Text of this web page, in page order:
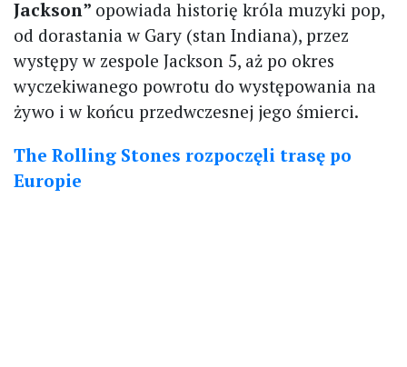
Jackson” opowiada historię króla muzyki pop,
od dorastania w Gary (stan Indiana), przez
występy w zespole Jackson 5, aż po okres
wyczekiwanego powrotu do występowania na
żywo i w końcu przedwczesnej jego śmierci.
The Rolling Stones rozpoczęli trasę po
Europie